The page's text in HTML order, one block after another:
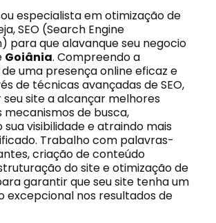
especialista em otimização de
SEO (Search Engine
para que alavanque seu negocio
Goiânia. Compreendo a
uma presença online eficaz e
de técnicas avançadas de SEO,
seu site a alcançar melhores
mecanismos de busca,
visibilidade e atraindo mais
Trabalho com palavras-
criação de conteúdo
do site e otimização de
garantir que seu site tenha um
excepcional nos resultados de